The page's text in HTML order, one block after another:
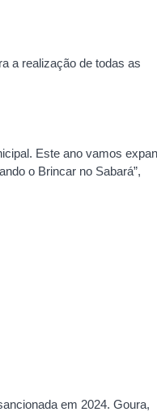
a realização de todas as
Este ano vamos
o Brincar no Sabará”,
em 2024. Goura,